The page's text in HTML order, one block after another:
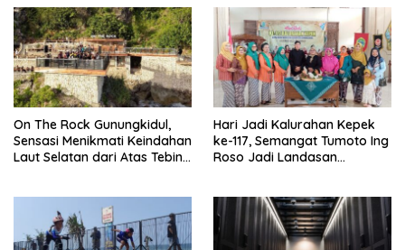
On The Rock Gunungkidul,
Sensasi Menikmati Keindahan
Laut Selatan dari Atas Tebing
Hari Jadi Kalurahan Kepek
ke-117, Semangat Tumoto Ing
Roso Jadi Landasan